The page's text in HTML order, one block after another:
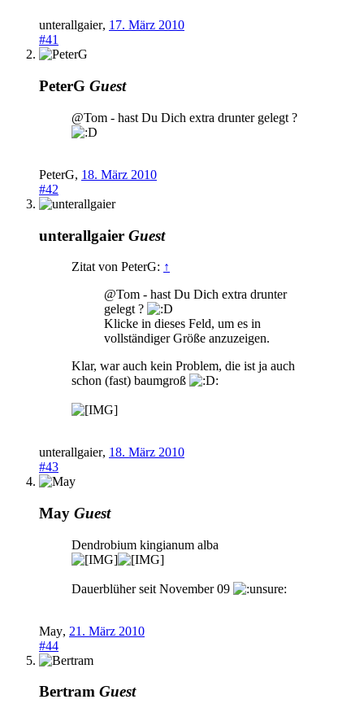
unterallgaier, 17. März 2010
#41
PeterG Guest
@Tom - hast Du Dich extra drunter gelegt ?
PeterG, 18. März 2010
#42
unterallgaier Guest
Zitat von PeterG: ↑
@Tom - hast Du Dich extra drunter
gelegt ?
Klicke in dieses Feld, um es in
vollständiger Größe anzuzeigen.
Klar, war auch kein Problem, die ist ja auch
schon (fast) baumgroß
:
unterallgaier, 18. März 2010
#43
May Guest
Dendrobium kingianum alba
Dauerblüher seit November 09
May, 21. März 2010
#44
Bertram Guest